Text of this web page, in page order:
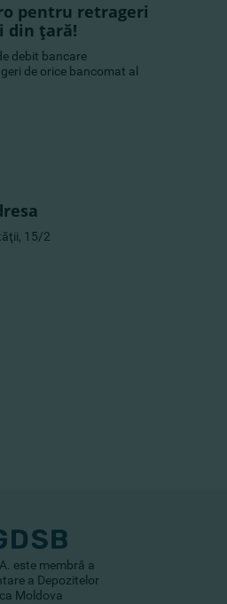
pentru retrageri
din ţară!
debit bancare
de orice bancomat al
15/2
este membră a
a Depozitelor
Moldova